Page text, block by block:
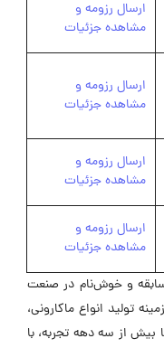
ارسال رزومه و
مشاهده جزئیات
ارسال رزومه و
مشاهده جزئیات
ارسال رزومه و
مشاهده جزئیات
ارسال رزومه و
مشاهده جزئیات
و خوش‌نام در صنعت
تولید انواع ماکارونی،
بیش از سه دهه تجربه، با